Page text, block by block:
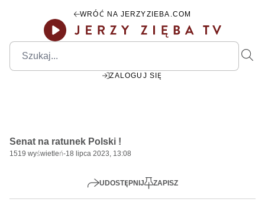
WRÓĆ NA JERZYZIEBA.COM
ZALOGUJ SIĘ
Senat na ratunek Polski !
1519 wyświetleń-18 lipca 2023, 13:08
UDOSTĘPNIJ ZAPISZ